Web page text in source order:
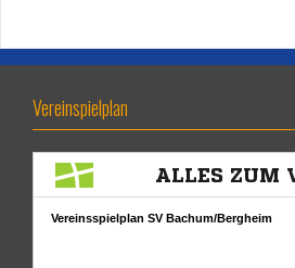
Vereinspielplan